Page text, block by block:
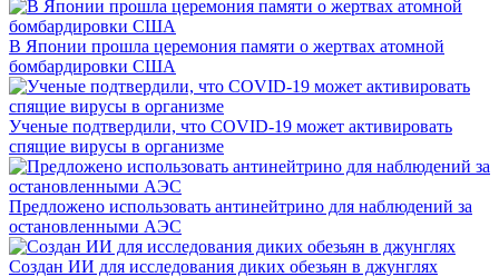
В Японии прошла церемония памяти о жертвах атомной
бомбардировки США
Ученые подтвердили, что COVID-19 может активировать
спящие вирусы в организме
Предложено использовать антинейтрино для наблюдений за
остановленными АЭС
Создан ИИ для исследования диких обезьян в джунглях